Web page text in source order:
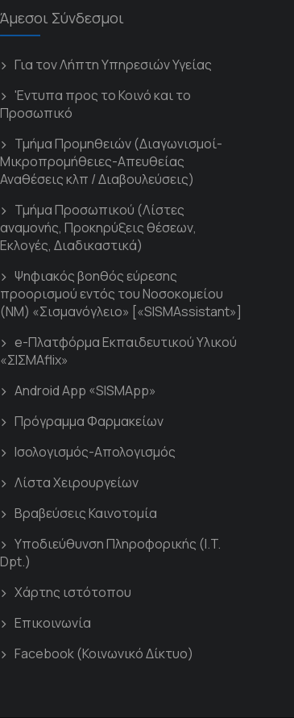
Άμεσοι Σύνδεσμοι
Για τον Λήπτη Υπηρεσιών Υγείας
'Εντυπα προς το Κοινό και το
Προσωπικό
Τμήμα Προμηθειών (Διαγωνισμοί-
Μικροπρομήθειες-Απευθείας
Αναθέσεις κλπ / Διαβουλεύσεις)
Τμήμα Προσωπικού (Λίστες
αναμονής, Προκηρύξεις θέσεων,
Εκλογές, Διαδικαστικά)
Ψηφιακός βοηθός εύρεσης
προορισμού εντός του Νοσοκομείου
(ΝΜ) «Σισμανόγλειο» [«SISMAssistant»]
e-Πλατφόρμα Εκπαιδευτικού Υλικού
«ΣΙΣΜΑflix»
Android App «SISMApp»
Πρόγραμμα Φαρμακείων
Ισολογισμός-Απολογισμός
Λίστα Χειρουργείων
Βραβεύσεις Καινοτομία
Υποδιεύθυνση Πληροφορικής (I.T.
Dpt.)
Χάρτης ιστότοπου
Επικοινωνία
Facebook (Κοινωνικό Δίκτυο)